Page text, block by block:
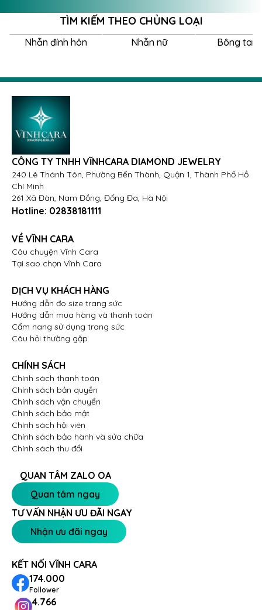
TÌM KIẾM THEO CHỦNG LOẠI
Nhẫn đính hôn Nhẫn nữ Bông tai
CÔNG TY TNHH VĨNHCARA DIAMOND JEWELRY
240 Lê Thánh Tôn, Phường Bến Thành, Quận 1, Thành Phố Hồ
Chí Minh
261 Xã Đàn, Nam Đồng, Đống Đa, Hà Nội
Hotline: 02838181111
VỀ VĨNH CARA
Câu chuyện Vĩnh Cara
Tại sao chọn Vĩnh Cara
DỊCH VỤ KHÁCH HÀNG
Hướng dẫn đo size trang sức
Hướng dẫn mua hàng và thanh toán
Cẩm nang sử dụng trang sức
Câu hỏi thường gặp
CHÍNH SÁCH
Chính sách thanh toán
Chính sách bản quyền
Chính sách vận chuyển
Chính sách bảo mật
Chính sách hội viên
Chính sách bảo hành và sửa chữa
Chính sách thu đổi
QUAN TÂM ZALO OA
Quan tâm ngay
TƯ VẤN NHẬN ƯU ĐÃI NGAY
Nhận ưu đãi ngay
KẾT NỐI VĨNH CARA
174.000
Follower
4.766